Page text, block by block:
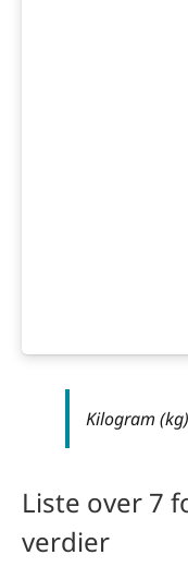
Kilogram
Liste over 7
verdier